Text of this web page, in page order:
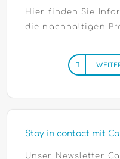
Hier finden Sie
die nachhaltigen
Stay in contact mit
Unser Newsletter